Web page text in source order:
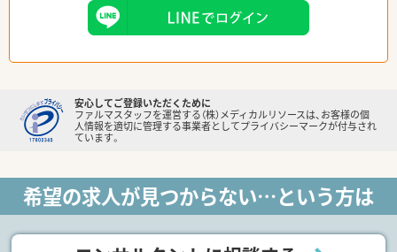
安心してご登録いただくために
ファルマスタッフを運営する（株）メディカルリソースは、お客様の個
人情報を適切に管理する事業者としてプライバシーマークが付与され
ています。
希望の求人が見つからない…という方は